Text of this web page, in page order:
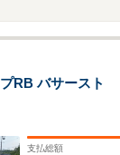
RB バサースト
支払総額